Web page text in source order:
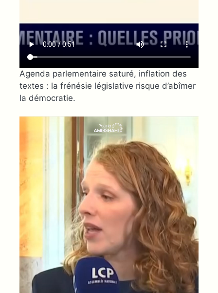
Agenda parlementaire saturé, inflation des
textes : la frénésie législative risque d’abîmer
la démocratie.